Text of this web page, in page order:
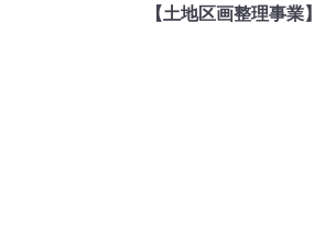
【土地区画整理事業】